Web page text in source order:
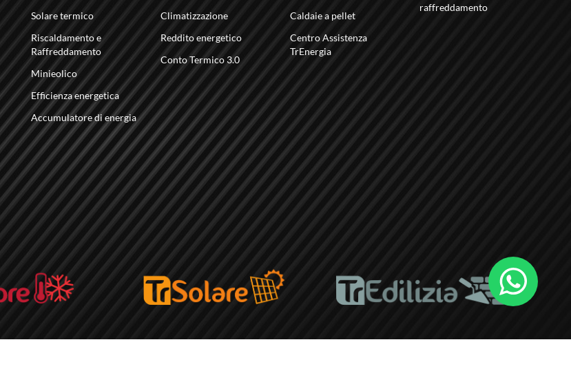
Solare termico
Riscaldamento e
Raffreddamento
Minieolico
Efficienza energetica
Accumulatore di energia
Climatizzazione
Reddito energetico
Conto Termico 3.0
Caldaie a pellet
Centro Assistenza
TrEnergia
raffreddamento